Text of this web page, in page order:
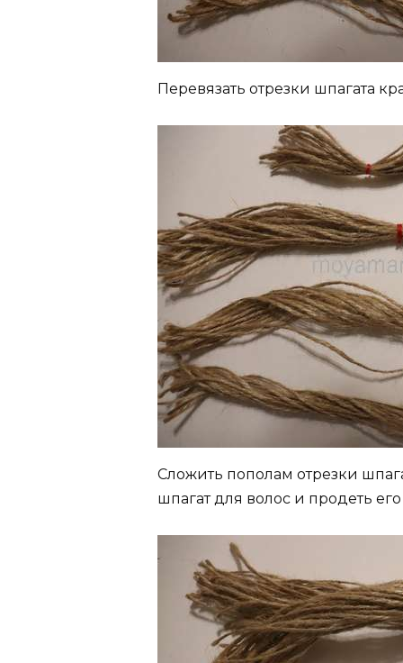
Перевязать отрезки шпагата
Сложить пополам отрезки
шпагат для волос и продеть